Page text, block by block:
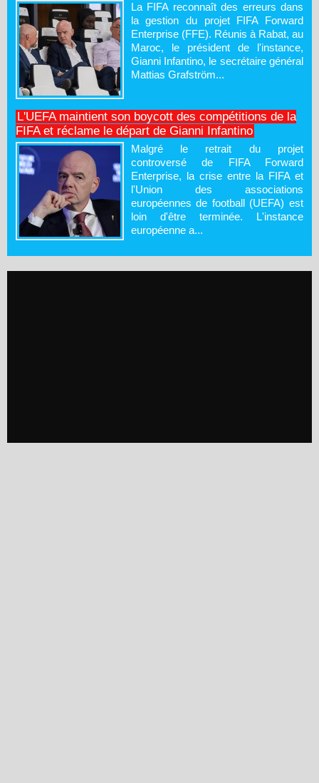
La FIFA reconnaît des erreurs dans
la gestion du projet FIFA Forward
Enterprise (FFE). Réunis à Rabat, au
Maroc, le président de l'instance,
Gianni Infantino, le secrétaire général
Mattias Grafström...
L'UEFA maintient son boycott des compétitions de la
FIFA et réclame le départ de Gianni Infantino
Malgré le retrait du projet
controversé de FIFA Forward
Enterprise, la crise entre la FIFA et
l'Union des associations
européennes de football (UEFA) est
loin d'être terminée. L'instance
européenne a...